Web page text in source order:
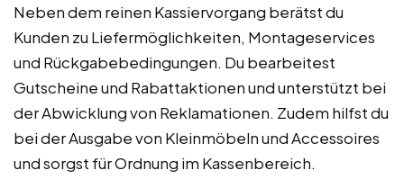
Neben dem reinen Kassiervorgang berätst du
Kunden zu Liefermöglichkeiten, Montageservices
und Rückgabebedingungen. Du bearbeitest
Gutscheine und Rabattaktionen und unterstützt bei
der Abwicklung von Reklamationen. Zudem hilfst du
bei der Ausgabe von Kleinmöbeln und Accessoires
und sorgst für Ordnung im Kassenbereich.